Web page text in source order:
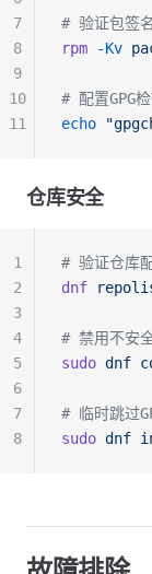
# 验证包签名
rpm -Kv
# 配置GPG
echo
7
8
9
10
11
仓库安全
# 验证仓库
dnf
# 禁用不安
sudo dnf
# 临时跳过
sudo dnf
1
2
3
4
5
6
7
8